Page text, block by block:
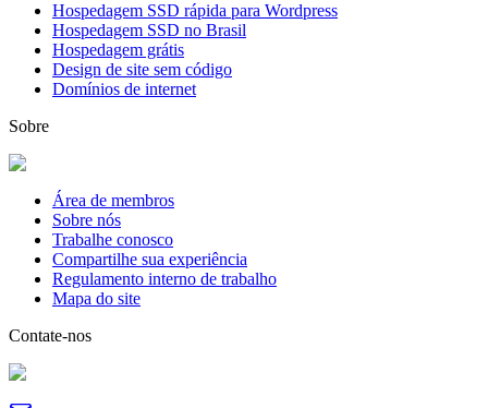
Hospedagem SSD rápida para Wordpress
Hospedagem SSD no Brasil
Hospedagem grátis
Design de site sem código
Domínios de internet
Sobre
Área de membros
Sobre nós
Trabalhe conosco
Compartilhe sua experiência
Regulamento interno de trabalho
Mapa do site
Contate-nos